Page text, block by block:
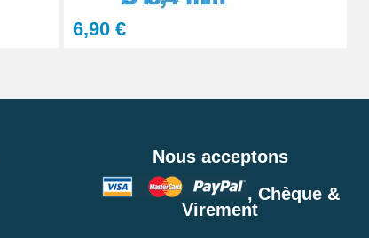
6,90 €
Nous acceptons
, Chèque &
Virement